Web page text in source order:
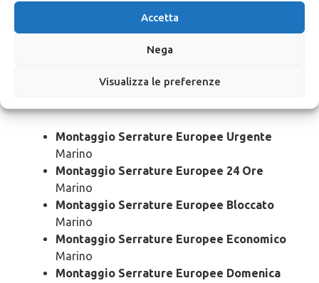
Accetta
Nega
Visualizza le preferenze
Sostituzione Serrature Europee Costo
MontaggioSerrature Europee
Montaggio Serrature Europee Urgente
Marino
Montaggio Serrature Europee 24 Ore
Marino
Montaggio Serrature Europee Bloccato
Marino
Montaggio Serrature Europee Economico
Marino
Montaggio Serrature Europee Domenica